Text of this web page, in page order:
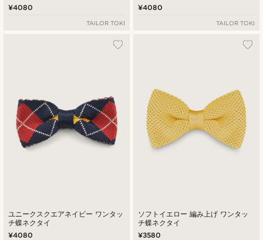
¥4080
TAILOR TOKI
¥4080
TAILOR TOKI
ユニークスクエアネイビー ワンタッ
チ蝶ネクタイ
¥4080
ソフトイエロー 編み上げ ワンタッ
チ蝶ネクタイ
¥3580